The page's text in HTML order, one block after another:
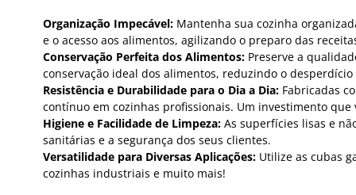
Organização Impecável: Mantenha sua cozinha
e o acesso aos alimentos, agilizando o preparo das
Conservação Perfeita dos Alimentos: Preserve a
conservação ideal dos alimentos, reduzindo o
Resistência e Durabilidade para o Dia a Dia: Fabricadas
contínuo em cozinhas profissionais. Um investimento que
Higiene e Facilidade de Limpeza: As superfícies lisas e
sanitárias e a segurança dos seus clientes.
Versatilidade para Diversas Aplicações: Utilize as cubas
cozinhas industriais e muito mais!